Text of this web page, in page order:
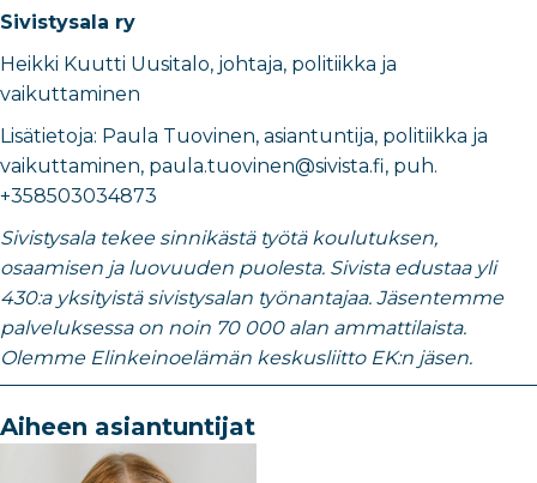
Sivistysala ry
Heikki Kuutti Uusitalo, johtaja, politiikka ja
vaikuttaminen
​Lisätietoja: Paula Tuovinen, asiantuntija, politiikka ja
vaikuttaminen​, paula.tuovinen@sivista.fi, puh.
+358503034873
Sivistysala tekee sinnikästä työtä koulutuksen,
osaamisen ja luovuuden puolesta. Sivista edustaa yli
430:a yksityistä sivistysalan työnantajaa. Jäsentemme
palveluksessa on noin 70 000 alan ammattilaista.
Olemme Elinkeinoelämän keskusliitto EK:n jäsen.
Aiheen asiantuntijat